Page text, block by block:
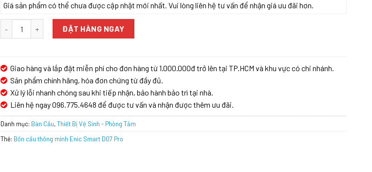
Giá sản phẩm có thể chưa được cập nhật mới nhất. Vui lòng liên hệ tư vấn để nhận giá ưu đãi hơn.
Bồn cầu thông minh Enic Smart D07 Pro số lượng
ĐẶT HÀNG NGAY
Giao hàng và lắp đặt miễn phí cho đơn hàng từ 1.000.000đ trở lên tại TP.HCM và khu vực có chi nhánh.
Sản phẩm chính hãng, hóa đơn chứng từ đầy đủ.
Xử lý lỗi nhanh chóng sau khi tiếp nhận, bảo hành bảo trì tại nhà.
Liên hệ ngay 096.775.4648 để được tư vấn và nhận được thêm ưu đãi.
Danh mục: Bàn Cầu,Thiết Bị Vệ Sinh - Phòng Tắm
Thẻ: Bồn cầu thông minh Enic Smart D07 Pro